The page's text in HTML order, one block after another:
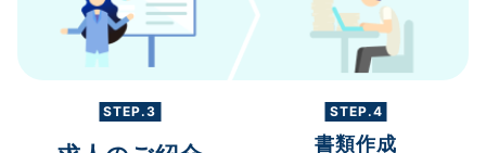
STEP.3 STEP.4
書類作成